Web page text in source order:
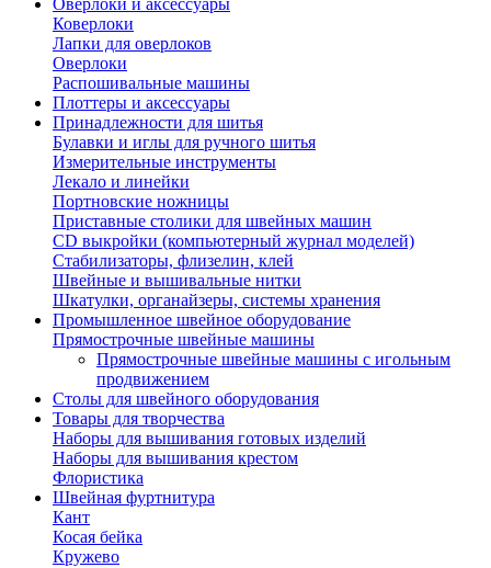
Оверлоки и аксессуары
Коверлоки
Лапки для оверлоков
Оверлоки
Распошивальные машины
Плоттеры и аксессуары
Принадлежности для шитья
Булавки и иглы для ручного шитья
Измерительные инструменты
Лекало и линейки
Портновские ножницы
Приставные столики для швейных машин
СD выкройки (компьютерный журнал моделей)
Стабилизаторы, флизелин, клей
Швейные и вышивальные нитки
Шкатулки, органайзеры, системы хранения
Промышленное швейное оборудование
Прямострочные швейные машины
Прямострочные швейные машины с игольным
продвижением
Столы для швейного оборудования
Товары для творчества
Наборы для вышивания готовых изделий
Наборы для вышивания крестом
Флористика
Швейная фуртнитура
Кант
Косая бейка
Кружево